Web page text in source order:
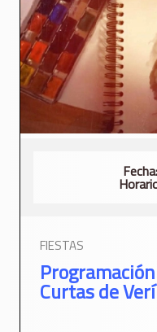
Fecha:
FIESTAS
Curtas de